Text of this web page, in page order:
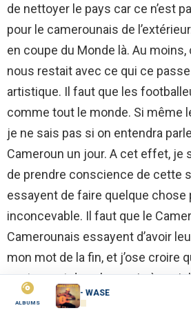
de nettoyer le pays car ce n’est
pour le camerounais de
en coupe du Monde là. Au moins,
nous restait avec ce qui ce
artistique. Il faut que les
comme tout le monde. Si même
je ne sais pas si on entendra
Cameroun un jour. A cet effet, je
de prendre conscience de cette
essayent de faire quelque chose
inconcevable. Il faut que le
Camerounais essayent d’avoir
mon mot de la fin, et j’ose croire
par tous, et dans les mois à
changer.
ALBUMS